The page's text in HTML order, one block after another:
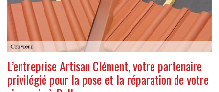
L’entreprise Artisan Clément, votre partenaire
privilégié pour la pose et la réparation de votre